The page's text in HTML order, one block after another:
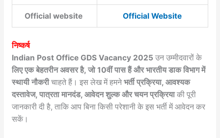
Official website Official Website
निष्कर्ष
Indian Post Office GDS Vacancy 2025 उन उम्मीदवारों के
लिए एक बेहतरीन अवसर है, जो 10वीं पास हैं और भारतीय डाक विभाग में
स्थायी नौकरीचाहते हैं। इस लेख में हमनेभर्ती प्रक्रिया, आवश्यक
दस्तावेज, पात्रता मानदंड, आवेदन शुल्क और चयन प्रक्रियाकी पूरी
जानकारी दी है, ताकि आप बिना किसी परेशानी के इस भर्ती में आवेदन कर
सकें।